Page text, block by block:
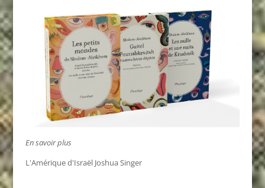
En savoir plus
L'Amérique d'Israël Joshua Singer